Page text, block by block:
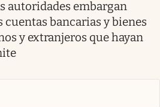
autoridades embargan
bancarias y bienes
y extranjeros que hayan